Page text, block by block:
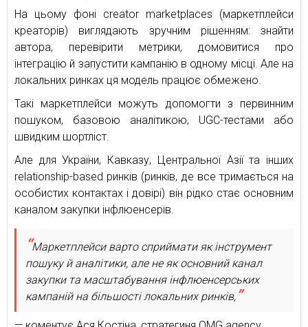
На цьому фоні creator marketplaces (маркетплейси
креаторів) виглядають зручним рішенням: знайти
автора, перевірити метрики, домовитися про
інтеграцію й запустити кампанію в одному місці. Але на
локальних ринках ця модель працює обмежено.
Такі маркетплейси можуть допомогти з первинним
пошуком, базовою аналітикою, UGC-тестами або
швидким шортліст.
Але для України, Кавказу, Центральної Азії та інших
relationship-based ринків (ринків, де все тримається на
особистих контактах і довірі) він рідко стає основним
каналом закупки інфлюенсерів.
Маркетплейси варто сприймати як інструмент
пошуку й аналітики, але не як основний канал
закупки та масштабування інфлюенсерських
кампаній на більшості локальних ринків,